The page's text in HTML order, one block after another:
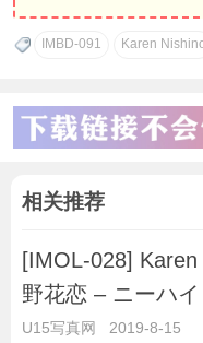
IMBD-091 Karen
相关推荐
[IMOL-028] Karen
野花恋 – ニーハ
ン絶対領域Part2
U15写真网 2019-8-15